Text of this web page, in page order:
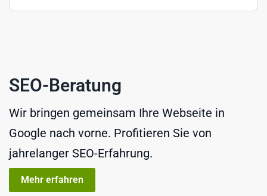
SEO-Beratung
Wir bringen gemeinsam Ihre Webseite in
Google nach vorne. Profitieren Sie von
jahrelanger SEO-Erfahrung.
Mehr erfahren